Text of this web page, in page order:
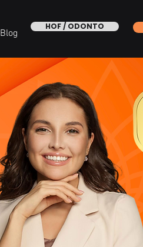
Blog
HOF / ODONTO